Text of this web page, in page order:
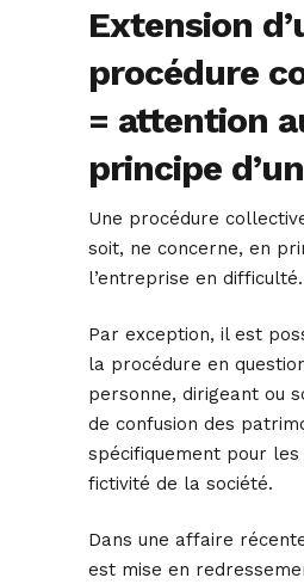
Extension
procédure
= attention
principe
Une procédure
soit, ne concerne, en
l’entreprise en difficulté.
Par exception, il est
la procédure en
personne, dirigeant ou
de confusion des
spécifiquement pour les
fictivité de la société.
Dans une affaire
est mise en